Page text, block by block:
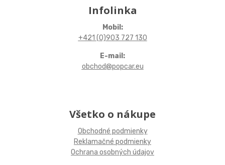
Infolinka
Mobil:
+421 (0)903 727 130
E-mail:
obchod@popcar.eu
Všetko o nákupe
Obchodné podmienky
Reklamačné podmienky
Ochrana osobných údajov